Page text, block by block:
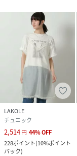
LAKOLE
チュニック
2,514円 44%OFF
228ポイント(10%ポイント
バック)